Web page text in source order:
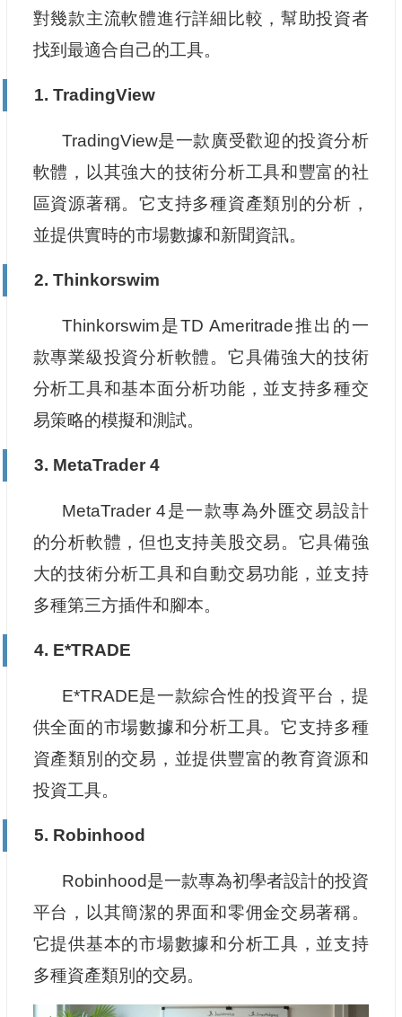
對幾款主流軟體進行詳細比較，幫助投資者
找到最適合自己的工具。
1. TradingView
TradingView是一款廣受歡迎的投資分析
軟體，以其強大的技術分析工具和豐富的社
區資源著稱。它支持多種資產類別的分析，
並提供實時的市場數據和新聞資訊。
2. Thinkorswim
Thinkorswim是TD Ameritrade推出的一
款專業級投資分析軟體。它具備強大的技術
分析工具和基本面分析功能，並支持多種交
易策略的模擬和測試。
3. MetaTrader 4
MetaTrader 4是一款專為外匯交易設計
的分析軟體，但也支持美股交易。它具備強
大的技術分析工具和自動交易功能，並支持
多種第三方插件和腳本。
4. E*TRADE
E*TRADE是一款綜合性的投資平台，提
供全面的市場數據和分析工具。它支持多種
資產類別的交易，並提供豐富的教育資源和
投資工具。
5. Robinhood
Robinhood是一款專為初學者設計的投資
平台，以其簡潔的界面和零佣金交易著稱。
它提供基本的市場數據和分析工具，並支持
多種資產類別的交易。